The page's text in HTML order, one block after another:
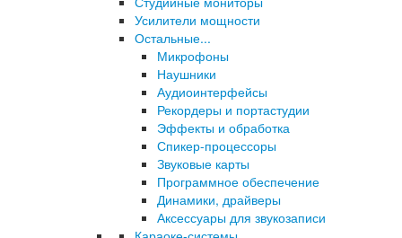
Усилители мощности
Остальные...
Микрофоны
Наушники
Аудиоинтерфейсы
Рекордеры и портастудии
Эффекты и обработка
Спикер-процессоры
Звуковые карты
Программное обеспечение
Динамики, драйверы
Аксессуары для звукозаписи